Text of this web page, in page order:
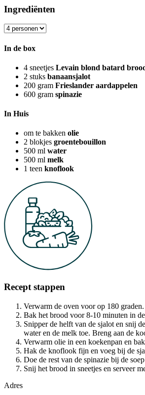
Ingrediënten
In de box
4 sneetjes Levain blond batard
2 stuks banaansjalot
200 gram Frieslander aardappelen
600 gram spinazie
In Huis
om te bakken olie
2 blokjes groentebouillon
500 ml water
500 ml melk
1 teen knoflook
Recept stappen
Verwarm de oven voor op 180 graden.
Bak het brood voor 8-10 minuten in
Snipper de helft van de sjalot en snij
water en de melk toe. Breng aan de
Verwarm olie in een koekenpan en
Hak de knoflook fijn en voeg bij de
Doe de rest van de spinazie bij de
Snij het brood in sneetjes en serveer
Adres